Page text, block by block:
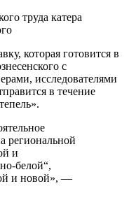
труда катера
которая готовится в
с
исследователями
в течение
региональной
и
белой“,
и новой», —